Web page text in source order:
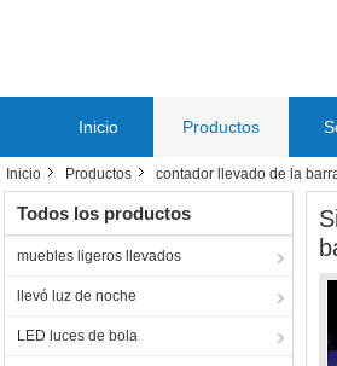
Inicio Productos
Inicio Productos contador llevado de la
Todos los productos
muebles ligeros llevados
llevó luz de noche
LED luces de bola